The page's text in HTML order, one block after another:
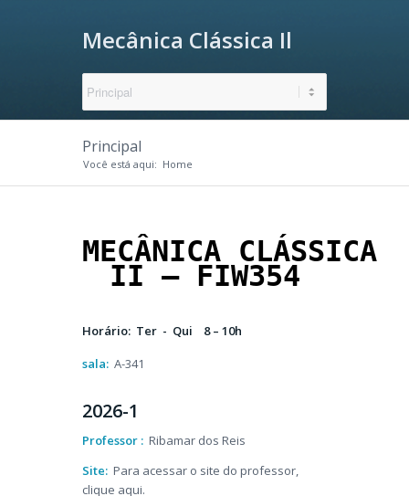
Mecânica Clássica Il
Principal
Você está aqui: Home
MECÂNICA CLÁSSICA
II – FIW354
Horário: Ter - Qui 8 – 10h
sala: A-341
2026-1
Professor : Ribamar dos Reis
Site: Para acessar o site do professor,
clique aqui.